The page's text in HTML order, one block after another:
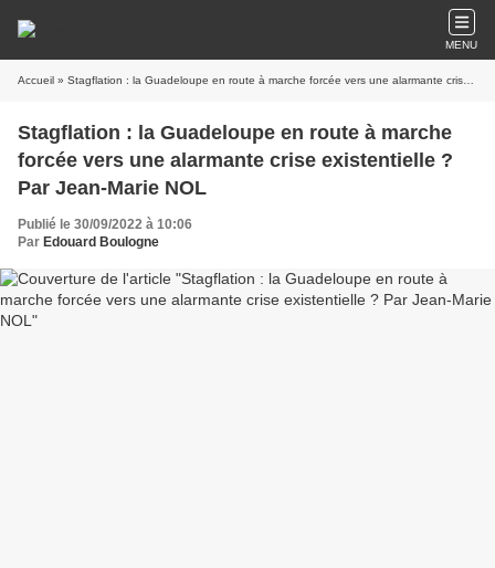
MENU
Accueil » Stagflation : la Guadeloupe en route à marche forcée vers une alarmante crise existentielle ? Par Jean-Marie NOL
Stagflation : la Guadeloupe en route à marche
forcée vers une alarmante crise existentielle ?
Par Jean-Marie NOL
Publié le 30/09/2022 à 10:06
Par Edouard Boulogne